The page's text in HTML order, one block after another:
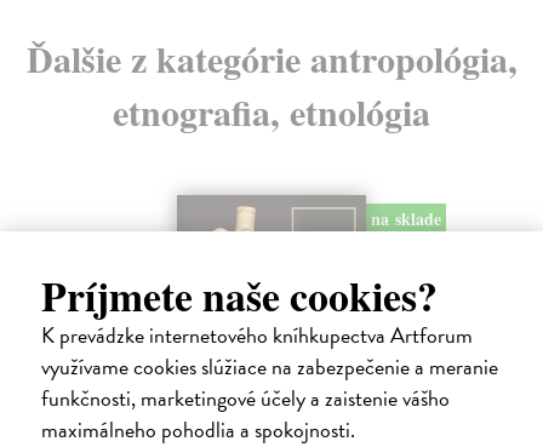
Príjmete naše cookies?
K prevádzke internetového kníhkupectva Artforum
využívame cookies slúžiace na zabezpečenie a meranie
funkčnosti, marketingové účely a zaistenie vášho
maximálneho pohodlia a spokojnosti.
Ďalšie z kategórie antropológia,
etnografia, etnológia
na sklade